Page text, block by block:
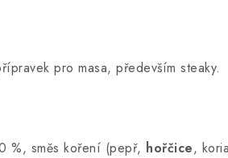
pro masa, především steaky.
%, směs koření (pepř, hořčice,